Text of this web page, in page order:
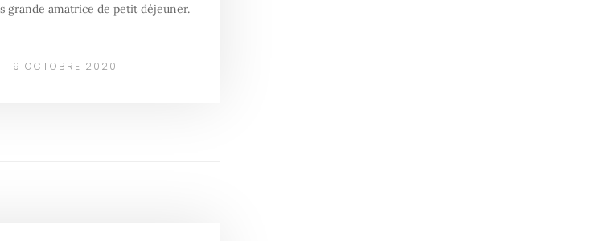
grande amatrice de petit déjeuner.
19 OCTOBRE 2020